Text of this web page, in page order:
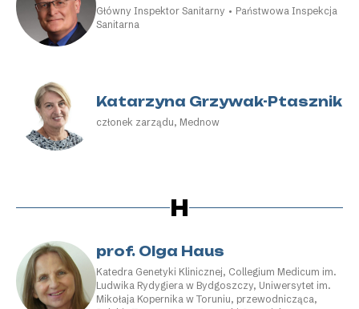
Główny Inspektor Sanitarny • Państwowa Inspekcja
Sanitarna
Katarzyna Grzywak-Ptasznik
członek zarządu, Mednow
H
prof. Olga Haus
Katedra Genetyki Klinicznej, Collegium Medicum im.
Ludwika Rydygiera w Bydgoszczy, Uniwersytet im.
Mikołaja Kopernika w Toruniu, przewodnicząca,